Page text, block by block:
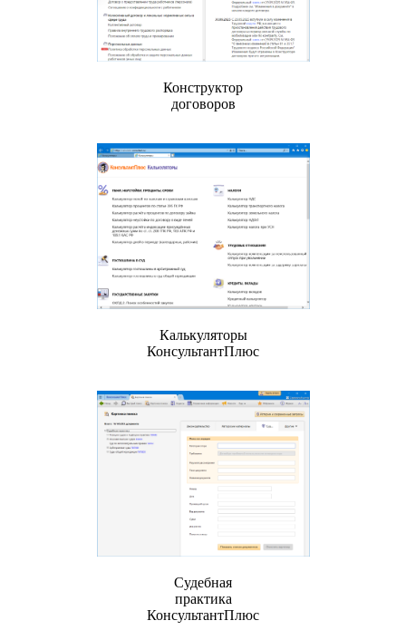
Конструктор
договоров
Калькуляторы
КонсультантПлюс
Судебная
практика
КонсультантПлюс